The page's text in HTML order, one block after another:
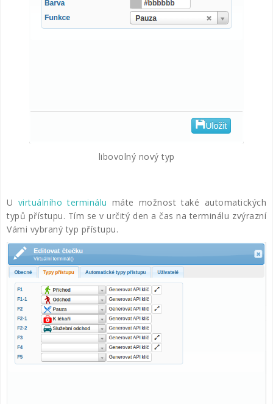
libovolný nový typ
U virtuálního terminálu máte možnost také automatických
typů přístupu. Tím se v určitý den a čas na terminálu zvýrazní
Vámi vybraný typ přístupu.